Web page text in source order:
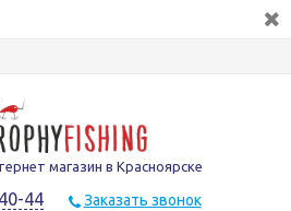
магазин в Красноярске
44
Заказать звонок